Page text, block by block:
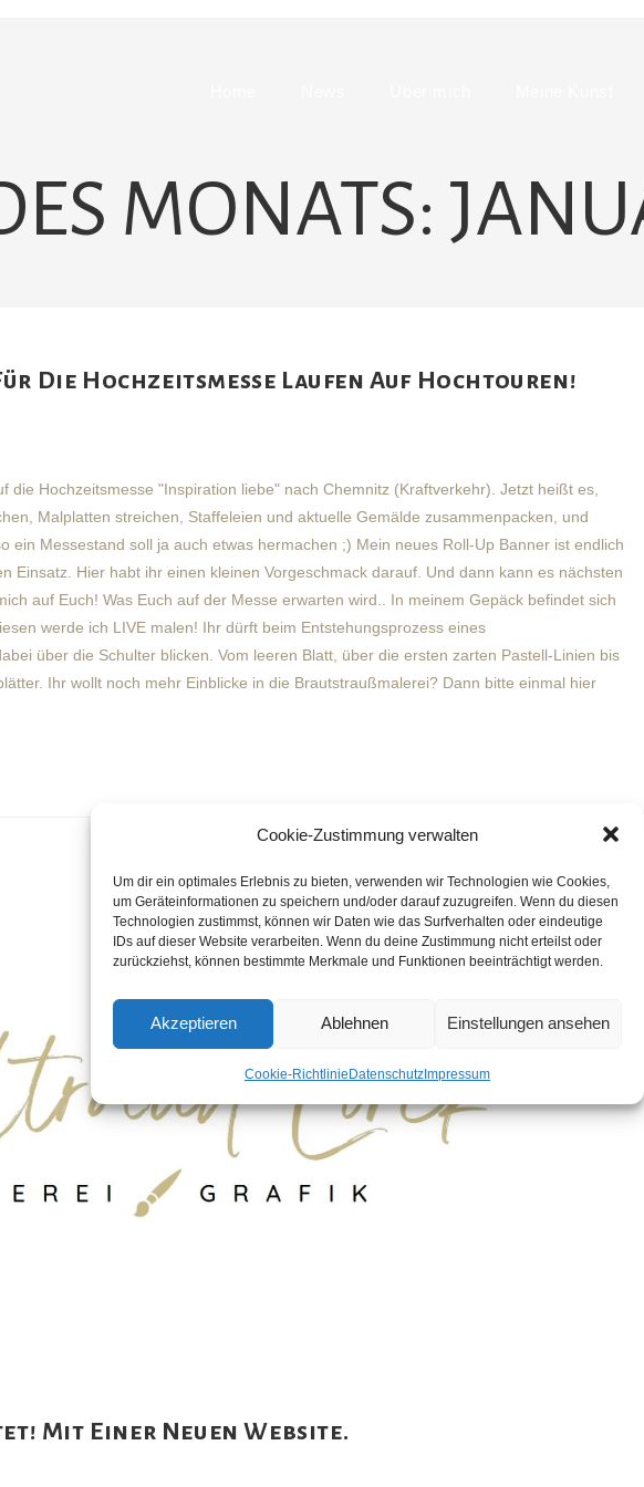
Cookie-Zustimmung verwalten
Um dir ein optimales Erlebnis zu bieten, verwenden wir Technologien wie Cookies,
um Geräteinformationen zu speichern und/oder darauf zuzugreifen. Wenn du diesen
Technologien zustimmst, können wir Daten wie das Surfverhalten oder eindeutige
IDs auf dieser Website verarbeiten. Wenn du deine Zustimmung nicht erteilst oder
zurückziehst, können bestimmte Merkmale und Funktionen beeinträchtigt werden.
Akzeptieren Ablehnen Einstellungen ansehen
Cookie-RichtlinieDatenschutzImpressum
MONATS:
Die Hochzeitsmesse Laufen Auf Hochtouren!
die Hochzeitsmesse "Inspiration liebe" nach Chemnitz (Kraftverkehr). Jetzt heißt es,
Malplatten streichen, Staffeleien und aktuelle Gemälde zusammenpacken, und
ein Messestand soll ja auch etwas hermachen ;) Mein neues Roll-Up Banner ist endlich
Einsatz. Hier habt ihr einen kleinen Vorgeschmack darauf. Und dann kann es nächsten
auf Euch! Was Euch auf der Messe erwarten wird.. In meinem Gepäck befindet sich
werde ich LIVE malen! Ihr dürft beim Entstehungsprozess eines
über die Schulter blicken. Vom leeren Blatt, über die ersten zarten Pastell-Linien bis
Ihr wollt noch mehr Einblicke in die Brautstraußmalerei? Dann bitte einmal hier
Mit Einer Neuen Website.